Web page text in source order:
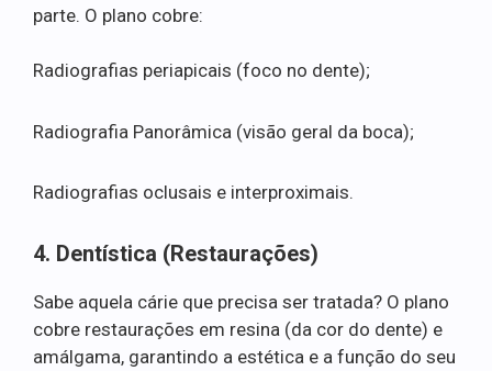
parte. O plano cobre:
Radiografias periapicais (foco no dente);
Radiografia Panorâmica (visão geral da boca);
Radiografias oclusais e interproximais.
4. Dentística (Restaurações)
Sabe aquela cárie que precisa ser tratada? O plano
cobre restaurações em resina (da cor do dente) e
amálgama, garantindo a estética e a função do seu